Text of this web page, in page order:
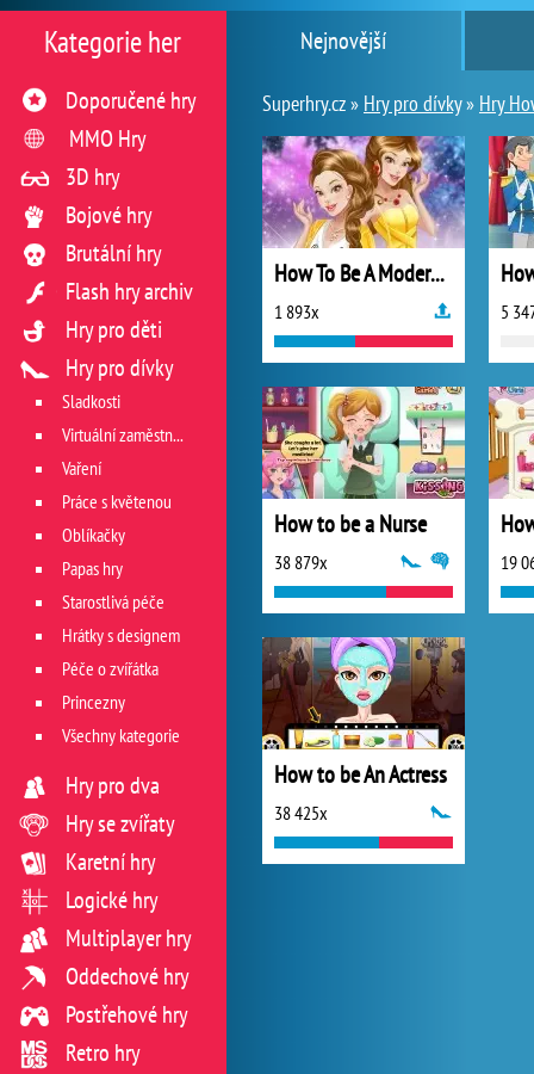
Nejnovější
Superhry.cz » Hry pro dívky» Hry
How To Be A Modern Princess
1 893x 5
How to be a Nurse
38 879x 19
How to be An Actress
38 425x
Kategorie her
Doporučené hry
MMO Hry
3D hry
Bojové hry
Brutální hry
Flash hry archiv
Hry pro děti
Hry pro dívky
Sladkosti
Virtuální zaměstnání v restauraci
Vaření
Práce s květenou
Oblíkačky
Papas hry
Starostlivá péče
Hrátky s designem
Péče o zvířátka
Princezny
Všechny kategorie
Hry pro dva
Hry se zvířaty
Karetní hry
Logické hry
Multiplayer hry
Oddechové hry
Postřehové hry
Retro hry